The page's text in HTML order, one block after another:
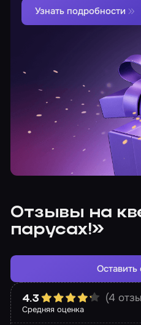
Узнать подробности
Отзывы на
парусах!»
Средняя оценка
4.3 (4
Оставить